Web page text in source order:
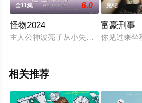
全11集 6.0
怪物2024
主人公神波亮子从小失去母亲，与父
完结
富豪刑事
你见过乘坐
相关推荐